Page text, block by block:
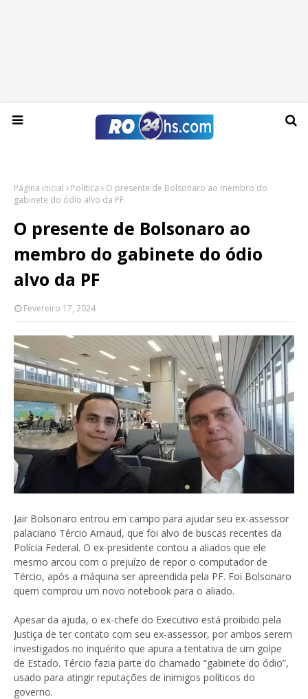
Sábado, 08 de agosto de 2026
Página inicial Política
O presente de Bolsonaro ao membro do
gabinete do ódio alvo da PF
O presente de Bolsonaro ao
membro do gabinete do ódio
alvo da PF
Fevereiro 17, 2024
Jair Bolsonaro entrou em campo para ajudar seu ex-assessor
palaciano Tércio Arnaud, que foi alvo de buscas recentes da
Polícia Federal. O ex-presidente contou a aliados que ele
mesmo arcou com o prejuízo de repor o computador de
Tércio, após a máquina ser apreendida pela PF. Foi Bolsonaro
quem comprou um novo notebook para o aliado.
Apesar da ajuda, o ex-chefe do Executivo está proibido pela
Justiça de ter contato com seu ex-assessor, por ambos serem
investigados no inquérito que apura a tentativa de um golpe
de Estado. Tércio fazia parte do chamado “gabinete do ódio”,
usado para atingir reputações de inimigos políticos do
governo.